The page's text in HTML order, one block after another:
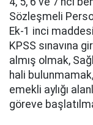
Sözleşmeli
Ek-1 inci
KPSS sınavına
almış olmak,
hali
emekli aylığı
göreve